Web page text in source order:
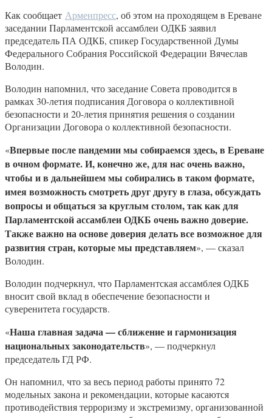
Как сообщает Арменпресс, об этом на проходящем в Ереване
заседании Парламентской ассамблеи ОДКБ заявил
председатель ПА ОДКБ, спикер Государственной Думы
Федерального Собрания Российской Федерации Вячеслав
Володин.
Володин напомнил, что заседание Совета проводится в
рамках 30-летия подписания Договора о коллективной
безопасности и 20-летия принятия решения о создании
Организации Договора о коллективной безопасности.
«Впервые после пандемии мы собираемся здесь, в Ереване
в очном формате. И, конечно же, для нас очень важно,
чтобы и в дальнейшем мы собирались в таком формате,
имея возможность смотреть друг другу в глаза, обсуждать
вопросы и общаться за круглым столом, так как для
Парламентской ассамблеи ОДКБ очень важно доверие.
Также важно на основе доверия делать все возможное для
развития стран, которые мы представляем», — сказал
Володин.
Володин подчеркнул, что Парламентская ассамблея ОДКБ
вносит свой вклад в обеспечение безопасности и
суверенитета государств.
«Наша главная задача — сближение и гармонизация
национальных законодательств», — подчеркнул
председатель ГД РФ.
Он напомнил, что за весь период работы принято 72
модельных закона и рекомендации, которые касаются
противодействия терроризму и экстремизму, организованной